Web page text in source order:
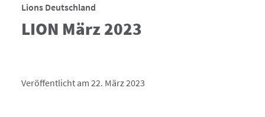
Lions Deutschland
LION März 2023
Veröffentlicht am 22. März 2023